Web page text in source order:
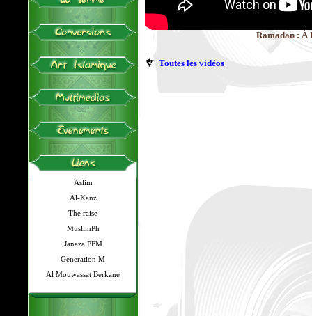
Aslim
Al-Kanz
The raise
MuslimPh
Janaza PFM
Generation M
Al Mouwassat Berkane
Ramadan : À
Toutes les vidéos